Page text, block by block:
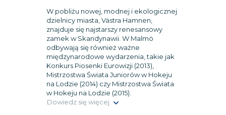
W pobliżu nowej, modnej i ekologicznej
dzielnicy miasta, Västra Hamnen,
znajduje się najstarszy renesansowy
zamek w Skandynawii. W Malmö
odbywają się również ważne
międzynarodowe wydarzenia, takie jak
Konkurs Piosenki Eurowizji (2013),
Mistrzostwa Świata Juniorów w Hokeju
na Lodzie (2014) czy Mistrzostwa Świata
w Hokeju na Lodzie (2015).
Dowiedz się więcej